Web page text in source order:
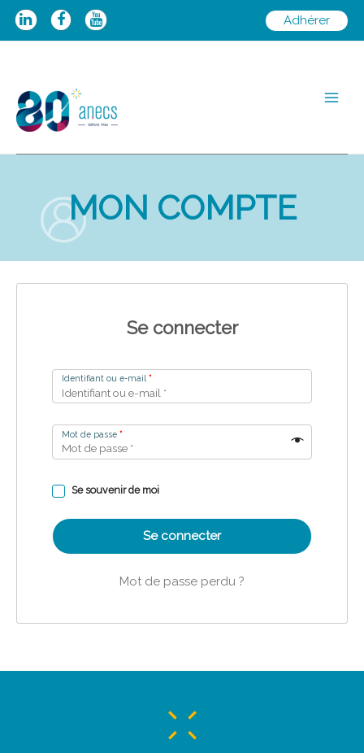
Aller
Adhérer
MON COMPTE
Se connecter
Identifiant ou e-mail *
Mot de passe *
Se souvenir de moi
Se connecter
Mot de passe perdu ?